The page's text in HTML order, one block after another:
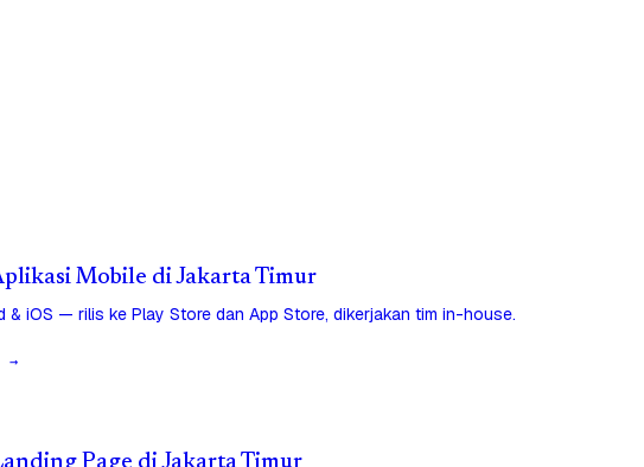
Mobile di Jakarta Timur
& iOS — rilis ke Play Store dan App Store, dikerjakan tim in-house.
→